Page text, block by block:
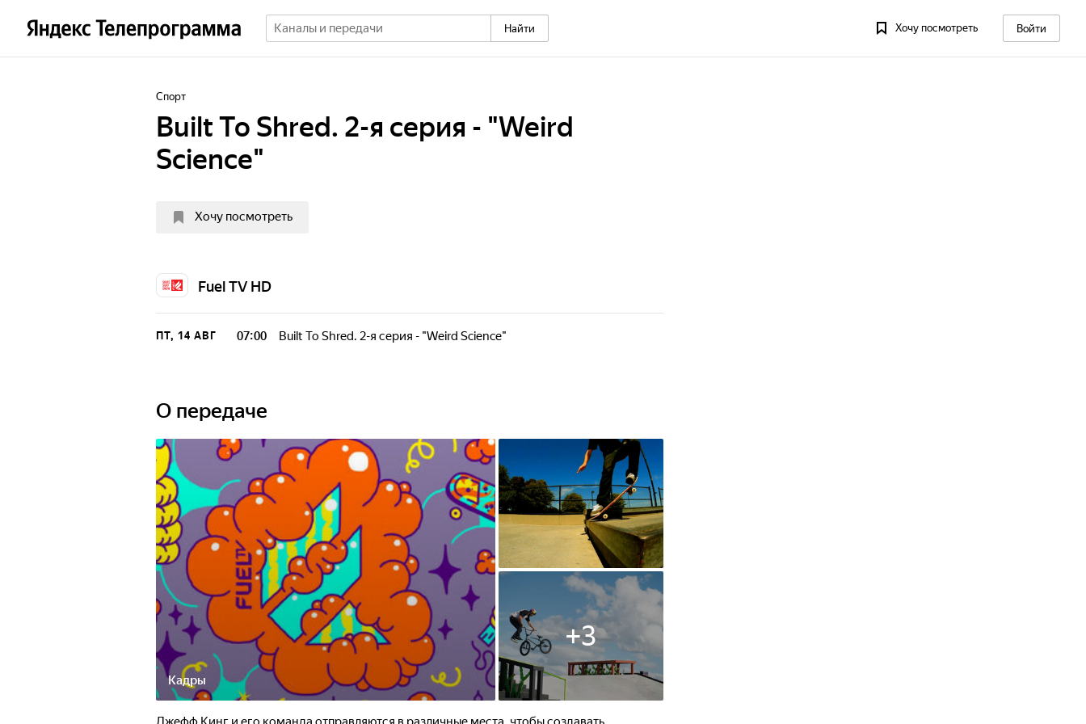
Найти Хочу посмотреть Войти
Спорт
Built To Shred. 2-я серия - "Weird
Science"
Хочу посмотреть
Fuel TV HD
ПТ, 14 АВГ 07:00 Built To Shred. 2-я серия - "Weird Science"
О передаче
Кадры
+3